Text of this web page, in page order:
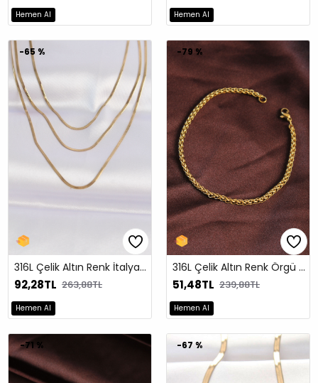
Hemen Al Hemen Al
-65 %
316L Çelik Altın Renk İtalyan Zincir Çoklu Kolye
92,28TL 263,88TL
Hemen Al
-79 %
316L Çelik Altın Renk Örgü Zincir Tasarımlı Bileklik
51,48TL 239,88TL
Hemen Al
-71 % -67 %